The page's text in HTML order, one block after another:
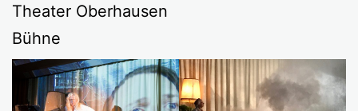
Theater Oberhausen
Bühne